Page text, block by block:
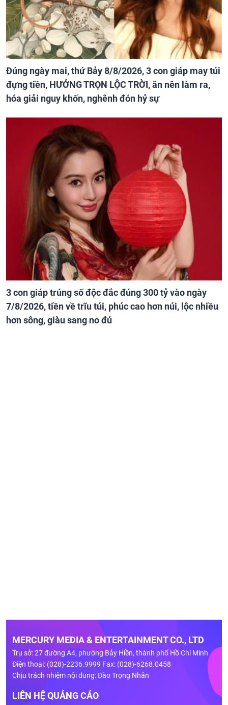
Đúng ngày mai, thứ Bảy 8/8/2026, 3 con giáp may túi
đựng tiền, HƯỞNG TRỌN LỘC TRỜI, ăn nên làm ra,
hóa giải nguy khốn, nghênh đón hỷ sự
3 con giáp trúng số độc đắc đúng 300 tỷ vào ngày
7/8/2026, tiền về trĩu túi, phúc cao hơn núi, lộc nhiều
hơn sông, giàu sang no đủ
MERCURY MEDIA & ENTERTAINMENT CO., LTD
Trụ sở: 27 đường A4, phường Bảy Hiền, thành phố Hồ Chí Minh
Điện thoại: (028)-2236.9999 Fax: (028)-6268.0458
Chịu trách nhiệm nội dung: Đào Trọng Nhân
LIÊN HỆ QUẢNG CÁO